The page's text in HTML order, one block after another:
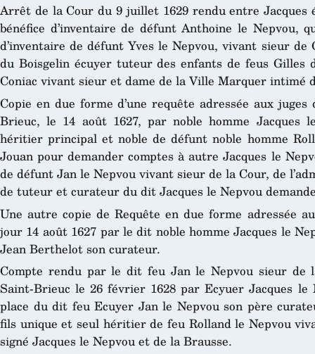
Arrêt de la Cour du 9 juillet 1629 rendu entre
bénéfice d’inventaire de défunt Anthoine le
d’inventaire de défunt Yves le Nepvou, vivant sieur
du Boisgelin écuyer tuteur des enfants de feus Gilles
Coniac vivant sieur et dame de la Ville Marquer intimé
Copie en due forme d’une requête adressée aux
Brieuc, le 14 août 1627, par noble homme
héritier principal et noble de défunt noble homme
Jouan pour demander comptes à autre Jacques le
de défunt Jan le Nepvou vivant sieur de la Cour, de
de tuteur et curateur du dit Jacques le Nepvou
Une autre copie de Requête en due forme adressée
jour 14 août 1627 par le dit noble homme Jacques le
Jean Berthelot son curateur.
Compte rendu par le dit feu Jan le Nepvou sieur de
Saint-Brieuc le 26 février 1628 par Ecyuer Jacques
place du dit feu Ecuyer Jan le Nepvou son père
fils unique et seul héritier de feu Rolland le Nepvou
signé Jacques le Nepvou et de la Brausse.